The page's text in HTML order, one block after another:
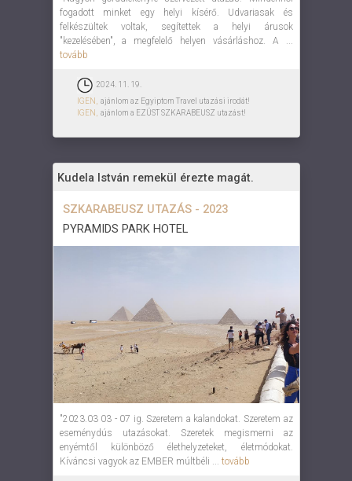
fogadott minket egy helyi kísérő. Udvariasak és
felkészültek voltak, segítettek a helyi árusok
"kezelésében", a megfelelő helyen vásárláshoz. A ...
tovább
2024. 11. 19.
IGEN,
ajánlom az Egyiptom Travel utazási irodát!
IGEN,
ajánlom a EZÜST SZKARABEUSZ utazást!
Kudela István remekül érezte magát.
SZKARABEUSZ UTAZÁS - 2023
PYRAMIDS PARK HOTEL
"2023.03 03 - 07 ig. Szeretem a kalandokat. Szeretem az
eseménydús utazásokat. Szeretek megismerni az
enyémtől különböző élethelyzeteket, életmódokat.
Kíváncsi vagyok az EMBER múltbéli ... tovább